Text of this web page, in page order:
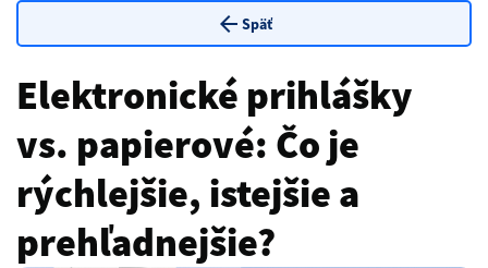
arrow_back Späť
Elektronické prihlášky
vs. papierové: Čo je
rýchlejšie, istejšie a
prehľadnejšie?